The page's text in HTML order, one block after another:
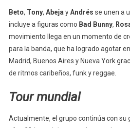
Beto, Tony, AbejayAndrés se unen a
incluye a figuras como Bad Bunny,
movimiento llega en un momento de
para la banda, que ha logrado agotar
Madrid, Buenos Aires y Nueva York
de ritmos caribeños, funk y reggae.
Tour mundial
Actualmente, el grupo continúa con su